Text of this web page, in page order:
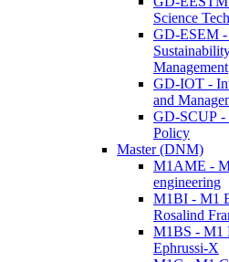
Science
GD-ESEM -
Management
GD-IOT -
and
GD-SCUP -
Policy
Master (DNM)
M1AME -
engineering
M1BI - M1
Rosalind
M1BS - M1
Ephrussi-X